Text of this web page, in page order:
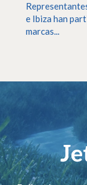
e Ibiza han
marcas...